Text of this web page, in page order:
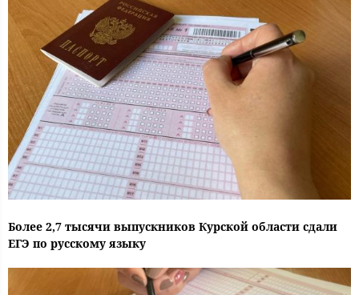
Более 2,7 тысячи выпускников Курской области сдали
ЕГЭ по русскому языку